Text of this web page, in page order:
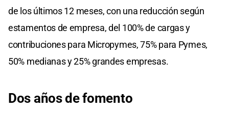
de los últimos 12 meses, con una reducción según
estamentos de empresa, del 100% de cargas y
contribuciones para Micropymes, 75% para Pymes,
50% medianas y 25% grandes empresas.
Dos años de fomento